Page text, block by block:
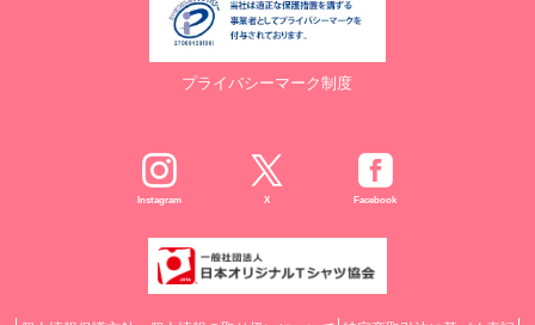
プライバシーマーク制度
Instagram X Facebook